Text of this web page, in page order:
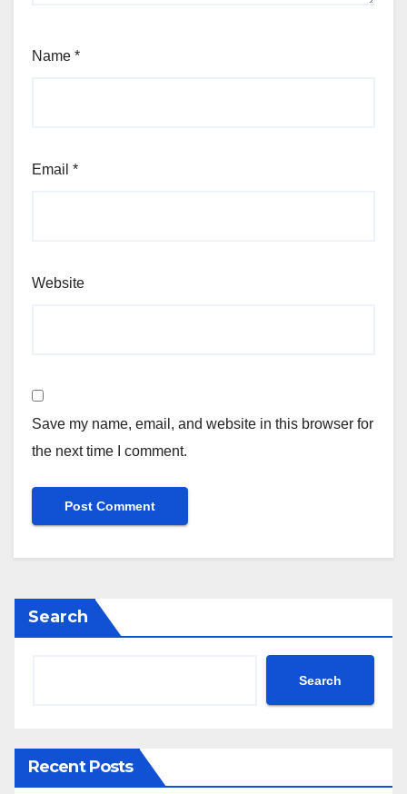
Name *
Email *
Website
Save my name, email, and website in this browser for
the next time I comment.
Search
Search
Recent Posts